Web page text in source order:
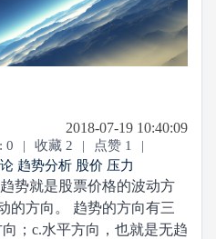
2018-07-19 10:40:09
0 | 收藏 2 | 点赞 1
|
趋势分析 股价 压力
就是股票价格的波动方
的方向。 趋势的方向有三
；c.水平方向，也就是无趋